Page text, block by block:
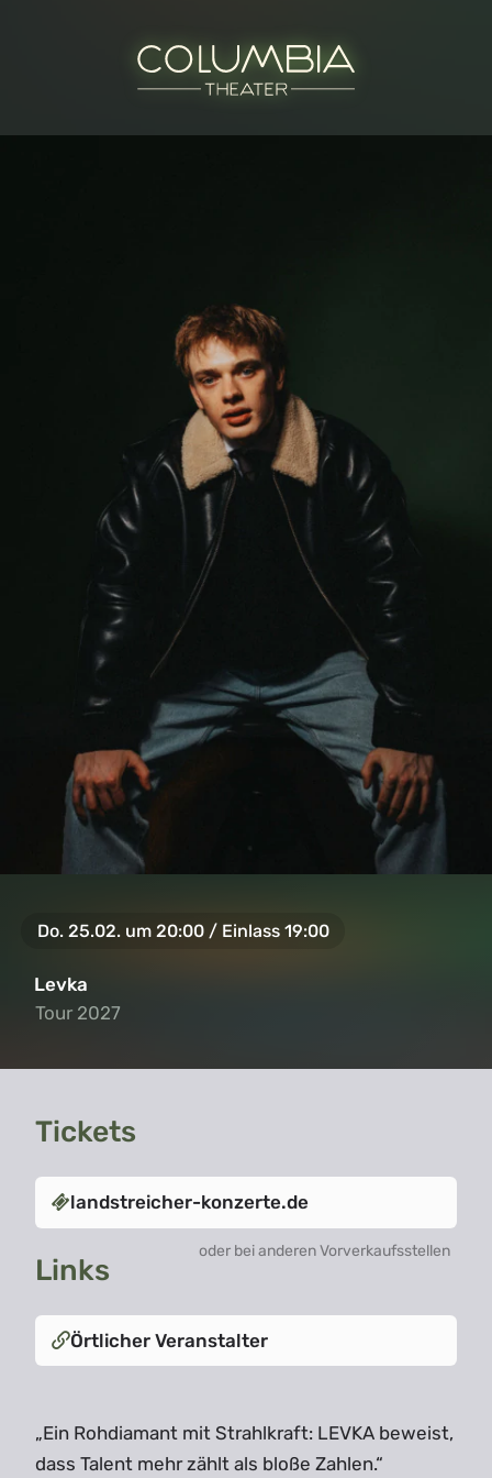
Do. 25.02. um 20:00 / Einlass 19:00
Levka
Tour 2027
Tour 2027
Tickets
landstreicher-konzerte.de
oder bei anderen Vorverkaufsstellen
Links
Örtlicher Veranstalter
„Ein Rohdiamant mit Strahlkraft: LEVKA beweist,
dass Talent mehr zählt als bloße Zahlen.“